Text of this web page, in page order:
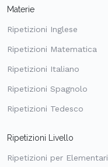
Materie
Ripetizioni Inglese
Ripetizioni Matematica
Ripetizioni Italiano
Ripetizioni Spagnolo
Ripetizioni Tedesco
Ripetizioni Livello
Ripetizioni per Elementari